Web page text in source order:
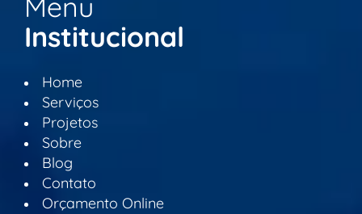
Menu
Institucional
Home
Serviços
Projetos
Sobre
Blog
Contato
Orçamento Online